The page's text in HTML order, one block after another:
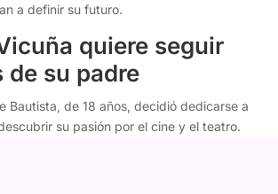
a definir su futuro.
quiere seguir
de su padre
Bautista, de 18 años, decidió dedicarse a
su pasión por el cine y el teatro.